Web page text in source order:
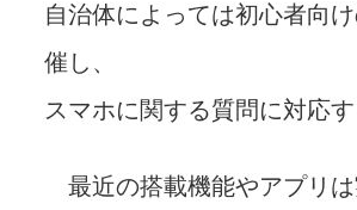
自治体によっては初心者向
催し、
スマホに関する質問に対応
最近の搭載機能やアプリは